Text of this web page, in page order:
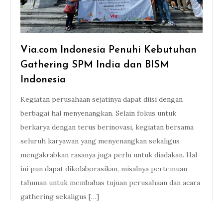
Via.com Indonesia Penuhi Kebutuhan
Gathering SPM India dan BISM
Indonesia
Kegiatan perusahaan sejatinya dapat diisi dengan
berbagai hal menyenangkan. Selain fokus untuk
berkarya dengan terus berinovasi, kegiatan bersama
seluruh karyawan yang menyenangkan sekaligus
mengakrabkan rasanya juga perlu untuk diadakan. Hal
ini pun dapat dikolaborasikan, misalnya pertemuan
tahunan untuk membahas tujuan perusahaan dan acara
gathering sekaligus […]